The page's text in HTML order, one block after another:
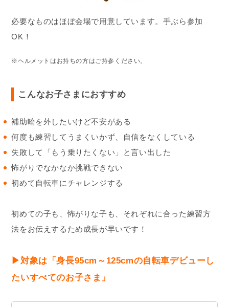
必要なものはほぼ会場で用意しています。手ぶら参加
OK！
※ヘルメットはお持ちの方はご持参ください。
こんなお子さまにおすすめ
補助輪を外したいけど不安がある
何度も練習してうまくいかず、自信をなくしている
失敗して「もう乗りたくない」と言い出した
怖がりでなかなか挑戦できない
初めて自転車にチャレンジする
初めての子も、怖がりな子も、それぞれに合った練習方
法をお伝えするため成長が早いです！
▶︎対象は「身長95cm～125cmの自転車デビューし
たいすべてのお子さま」